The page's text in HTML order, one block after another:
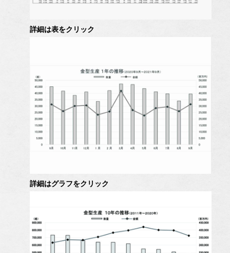
詳細は表をクリック
詳細はグラフをクリック